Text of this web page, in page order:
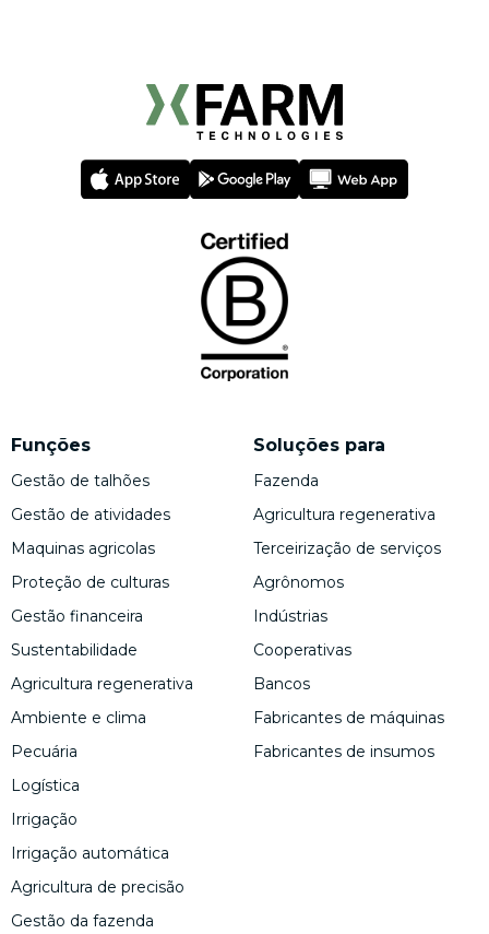
Funções
Gestão de talhões
Gestão de atividades
Maquinas agricolas
Proteção de culturas
Gestão financeira
Sustentabilidade
Agricultura regenerativa
Ambiente e clima
Pecuária
Logística
Irrigação
Irrigação automática
Agricultura de precisão
Gestão da fazenda
Soluções para
Fazenda
Agricultura regenerativa
Terceirização de serviços
Agrônomos
Indústrias
Cooperativas
Bancos
Fabricantes de máquinas
Fabricantes de insumos